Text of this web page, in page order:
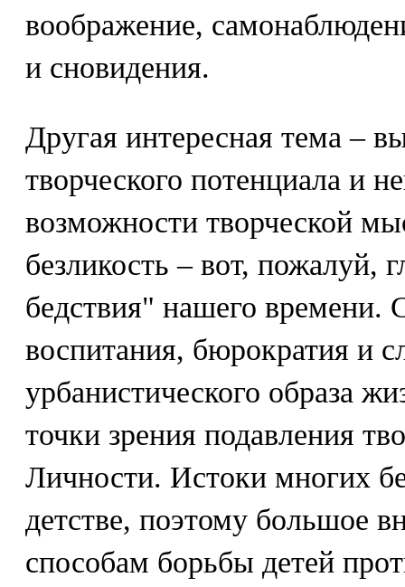
воображение,
и сновидения.
Другая интересная тема –
творческого потенциала и
возможности творческой
безликость – вот, пожалуй,
бедствия" нашего времени.
воспитания, бюрократия и
урбанистического образа
точки зрения подавления
Личности. Истоки многих
детстве, поэтому большое
способам борьбы детей